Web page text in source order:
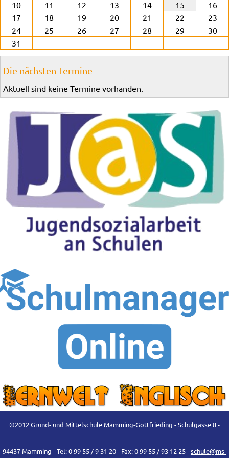
10
11 12 13 14 15
16
17
18 19 20 21 22
23
24
25 26 27 28 29
30
31
Die nächsten Termine
Aktuell sind keine Termine vorhanden.
©2012 Grund- und Mittelschule Mamming-Gottfrieding - Schulgasse 8 -
94437 Mamming - Tel: 0 99 55 / 9 31 20 - Fax: 0 99 55 / 93 12 25 -schule@ms-